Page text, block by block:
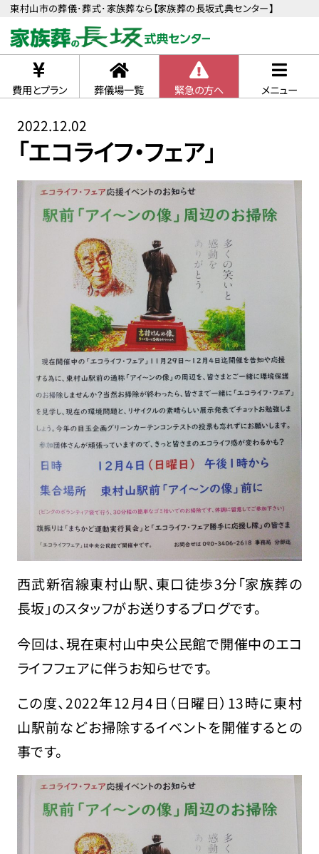
東村山市の葬儀･葬式･家族葬なら【家族葬の長坂式典センター】
費用とプラン 葬儀場一覧 緊急の方へ メニュー
2022.12.02
「エコライフ・フェア」
西武新宿線東村山駅、東口徒歩3分「家族葬の
長坂」のスタッフがお送りするブログです。
今回は、現在東村山中央公民館で開催中のエコ
ライフフェアに伴うお知らせです。
この度、2022年12月4日（日曜日）13時に東村
山駅前などお掃除するイベントを開催するとの
事です。